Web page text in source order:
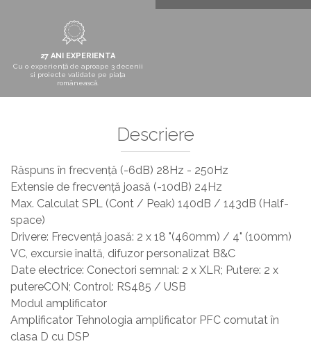
27 ANI EXPERIENTA
Cu o experiență de aproape 3 decenii
si proiecte validate pe piața
românească.
Descriere
Răspuns în frecvență (-6dB) 28Hz - 250Hz
Extensie de frecvență joasă (-10dB) 24Hz
Max. Calculat SPL (Cont / Peak) 140dB / 143dB (Half-
space)
Drivere: Frecvență joasă: 2 x 18 "(460mm) / 4" (100mm)
VC, excursie înaltă, difuzor personalizat B&C
Date electrice: Conectori semnal: 2 x XLR; Putere: 2 x
putereCON; Control: RS485 / USB
Modul amplificator
Amplificator Tehnologia amplificator PFC comutat în
clasa D cu DSP